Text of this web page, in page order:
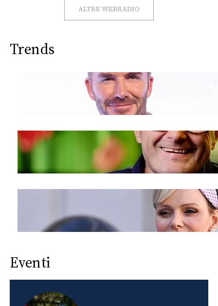
ALTRE WEBRADIO
Trends
Eventi